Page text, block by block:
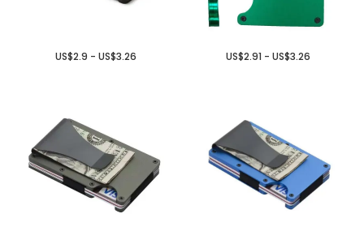
US$2.9 - US$3.26 US$2.91 - US$3.26